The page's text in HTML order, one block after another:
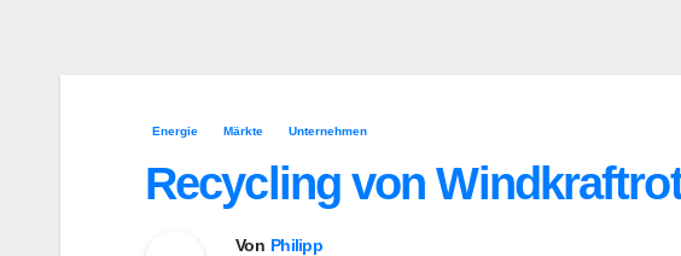
Energie Märkte Unternehmen
Recycling von
Von Philipp